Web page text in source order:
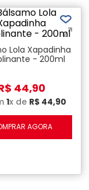
Lola Xapadinha
- 200ml
44,90
1x de R$ 44,90
AGORA